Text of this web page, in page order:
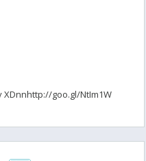
goo.gl/NtIm1W